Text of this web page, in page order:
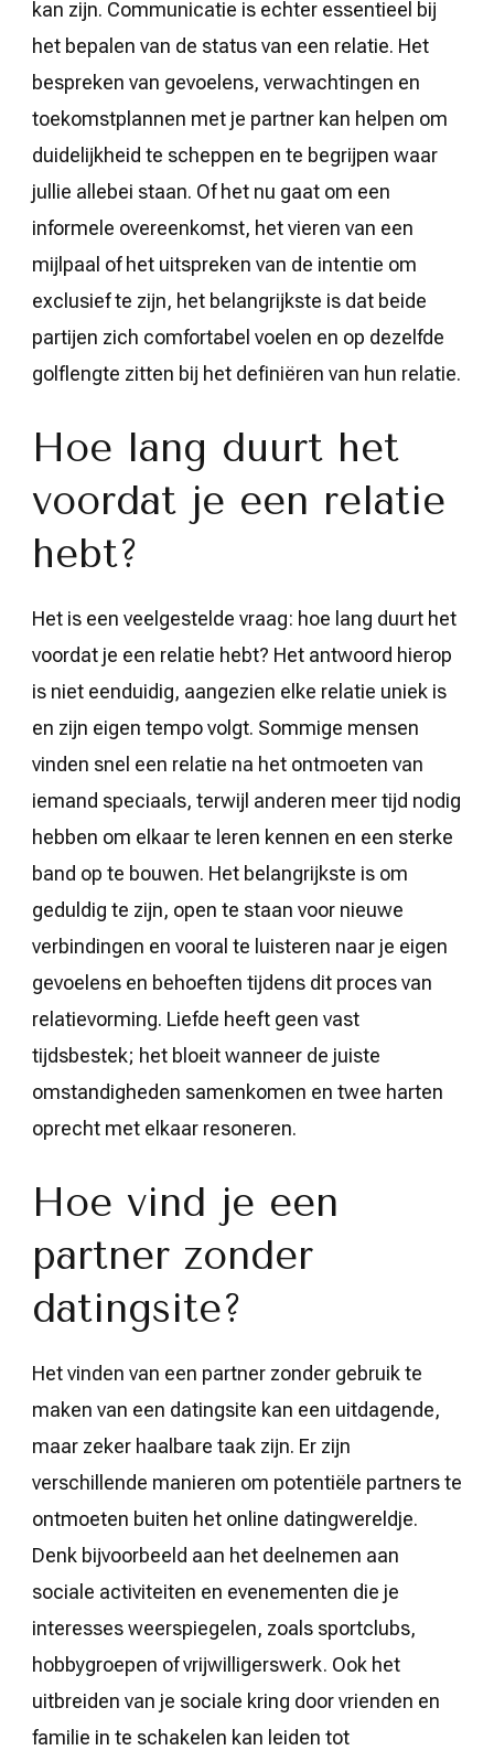
kan zijn. Communicatie is echter essentieel bij
het bepalen van de status van een relatie. Het
bespreken van gevoelens, verwachtingen en
toekomstplannen met je partner kan helpen om
duidelijkheid te scheppen en te begrijpen waar
jullie allebei staan. Of het nu gaat om een
informele overeenkomst, het vieren van een
mijlpaal of het uitspreken van de intentie om
exclusief te zijn, het belangrijkste is dat beide
partijen zich comfortabel voelen en op dezelfde
golflengte zitten bij het definiëren van hun relatie.
Hoe lang duurt het
voordat je een relatie
hebt?
Het is een veelgestelde vraag: hoe lang duurt het
voordat je een relatie hebt? Het antwoord hierop
is niet eenduidig, aangezien elke relatie uniek is
en zijn eigen tempo volgt. Sommige mensen
vinden snel een relatie na het ontmoeten van
iemand speciaals, terwijl anderen meer tijd nodig
hebben om elkaar te leren kennen en een sterke
band op te bouwen. Het belangrijkste is om
geduldig te zijn, open te staan voor nieuwe
verbindingen en vooral te luisteren naar je eigen
gevoelens en behoeften tijdens dit proces van
relatievorming. Liefde heeft geen vast
tijdsbestek; het bloeit wanneer de juiste
omstandigheden samenkomen en twee harten
oprecht met elkaar resoneren.
Hoe vind je een
partner zonder
datingsite?
Het vinden van een partner zonder gebruik te
maken van een datingsite kan een uitdagende,
maar zeker haalbare taak zijn. Er zijn
verschillende manieren om potentiële partners te
ontmoeten buiten het online datingwereldje.
Denk bijvoorbeeld aan het deelnemen aan
sociale activiteiten en evenementen die je
interesses weerspiegelen, zoals sportclubs,
hobbygroepen of vrijwilligerswerk. Ook het
uitbreiden van je sociale kring door vrienden en
familie in te schakelen kan leiden tot